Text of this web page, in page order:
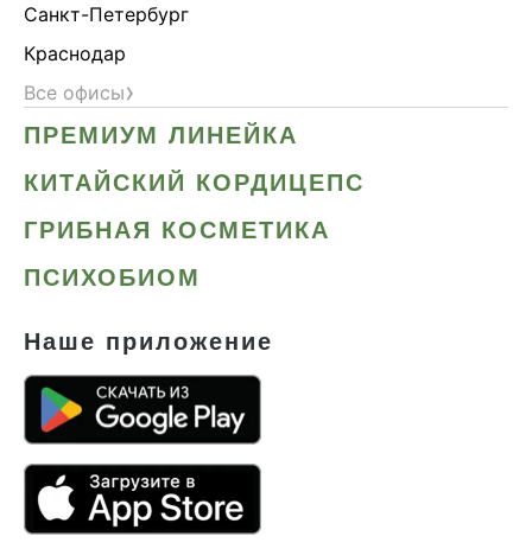
Санкт-Петербург
Краснодар
Все офисы›
ПРЕМИУМ ЛИНЕЙКА
КИТАЙСКИЙ КОРДИЦЕПС
ГРИБНАЯ КОСМЕТИКА
ПСИХОБИОМ
Наше приложение